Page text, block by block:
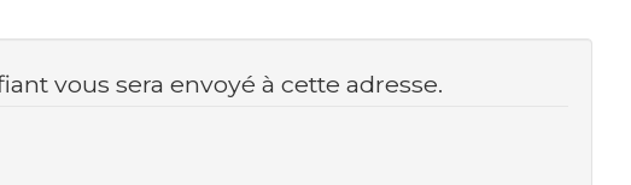
vous sera envoyé à cette adresse.